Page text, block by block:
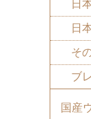
日
日
そ
ブ
国産